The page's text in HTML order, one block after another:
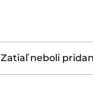
Zatiaľ neboli